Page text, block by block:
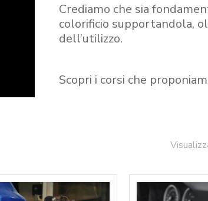
Crediamo che sia
colorificio supportandola,
dell’utilizzo.
Scopri i corsi che